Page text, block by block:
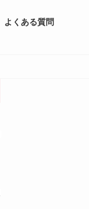
よくある質問